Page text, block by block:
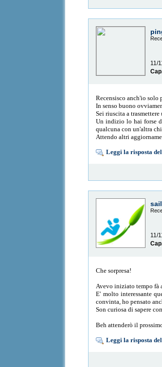
11/
Recensisco anch'io solo
In senso buono
Sei riuscita a
Un indizio lo hai forse
qualcuna con un'altra
Attendo altri
Leggi la risposta
11/
Che sorpresa!
Avevo iniziato tempo fà
E' molto interessante
convinta, ho pensato
Son curiosa di sapere
Beh attenderò il
Leggi la risposta